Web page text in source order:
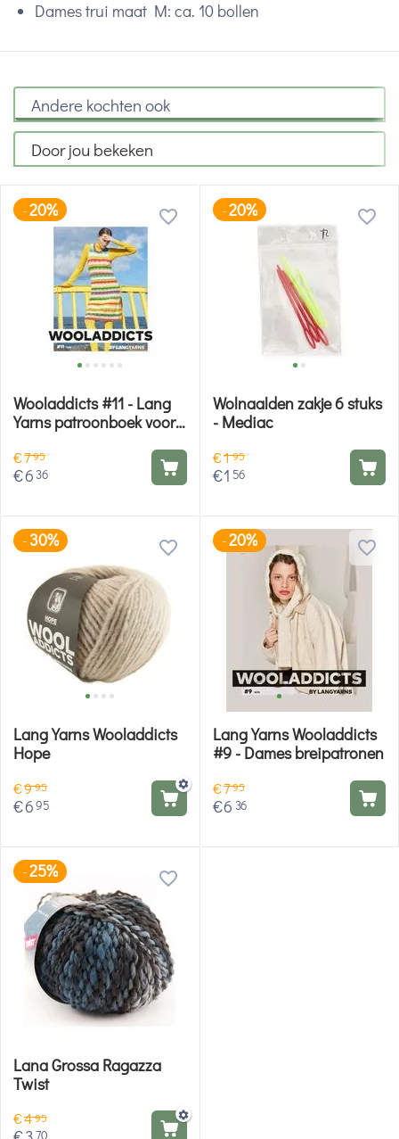
Dames trui maat M: ca. 10 bollen
Andere kochten ook
Door jou bekeken
-20%
Wooladdicts #11 - Lang
Yarns patroonboek voor
€795
€6 36
-20%
Wolnaalden zakje 6 stuks
- Mediac
€195
€1 56
-30%
Lang Yarns Wooladdicts
Hope
€995
€695
-20%
Lang Yarns Wooladdicts
#9 - Dames breipatronen
€795
€6 36
-25%
Lana Grossa Ragazza
Twist
€495
70